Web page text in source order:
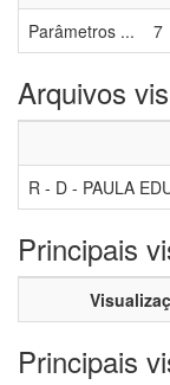
Parâmetros ...
7
Arquivos
R - D - PAULA
Principais
Principais